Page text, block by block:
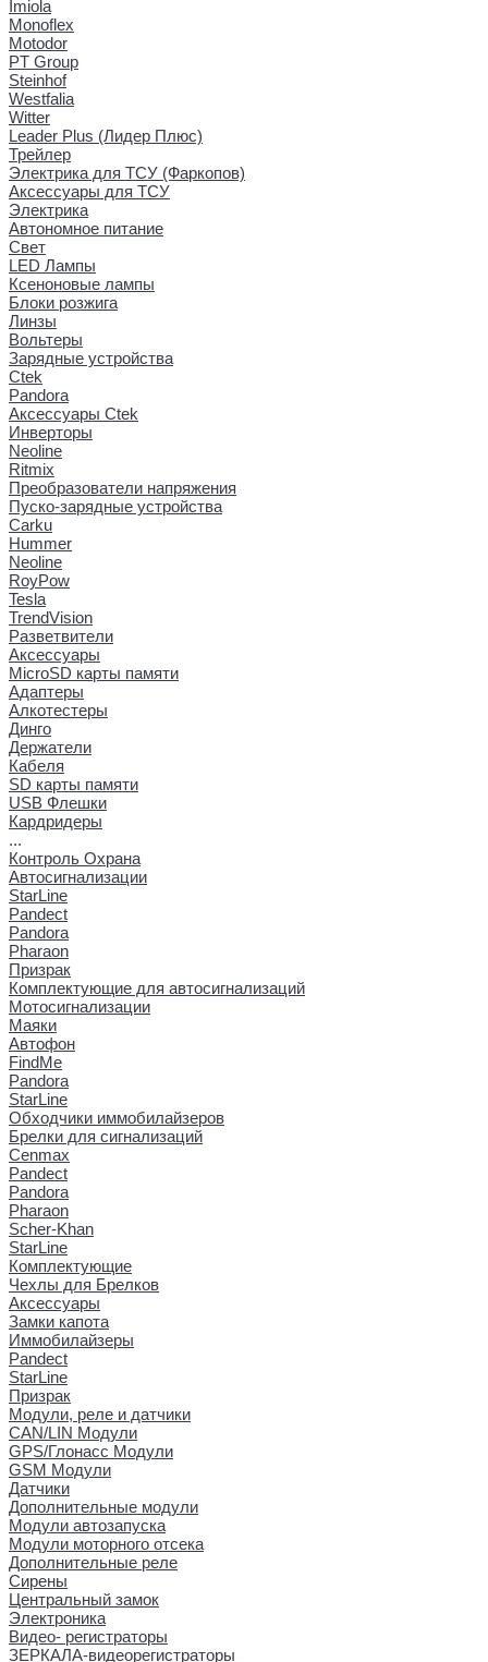
Imiola
Monoflex
Motodor
PT Group
Steinhof
Westfalia
Witter
Leader Plus (Лидер Плюс)
Трейлер
Электрика для ТСУ (Фаркопов)
Аксессуары для ТСУ
Электрика
Автономное питание
Свет
LED Лампы
Ксеноновые лампы
Блоки розжига
Линзы
Вольтеры
Зарядные устройства
Ctek
Pandora
Аксессуары Ctek
Инверторы
Neoline
Ritmix
Преобразователи напряжения
Пуско-зарядные устройства
Carku
Hummer
Neoline
RoyPow
Tesla
TrendVision
Разветвители
Аксессуары
MicroSD карты памяти
Адаптеры
Алкотестеры
Динго
Держатели
Кабеля
SD карты памяти
USB Флешки
Кардридеры
...
Контроль Охрана
Автосигнализации
StarLine
Pandect
Pandora
Pharaon
Призрак
Комплектующие для автосигнализаций
Мотосигнализации
Маяки
Автофон
FindMe
Pandora
StarLine
Обходчики иммобилайзеров
Брелки для сигнализаций
Cenmax
Pandect
Pandora
Pharaon
Scher-Khan
StarLine
Комплектующие
Чехлы для Брелков
Аксессуары
Замки капота
Иммобилайзеры
Pandect
StarLine
Призрак
Модули, реле и датчики
CAN/LIN Модули
GPS/Глонасс Модули
GSM Модули
Датчики
Дополнительные модули
Модули автозапуска
Модули моторного отсека
Дополнительные реле
Сирены
Центральный замок
Электроника
Видео- регистраторы
ЗЕРКАЛА-видеорегистраторы